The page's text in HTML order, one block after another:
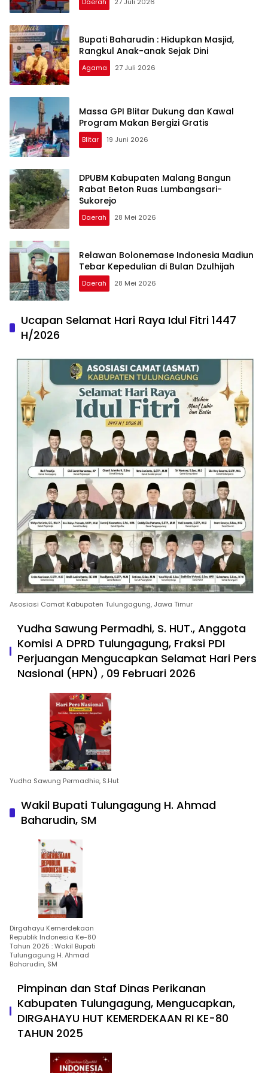
Bupati Baharudin : Hidupkan Masjid,
Rangkul Anak-anak Sejak Dini
Agama 27 Juli 2026
Massa GPI Blitar Dukung dan Kawal
Program Makan Bergizi Gratis
Blitar 19 Juni 2026
DPUBM Kabupaten Malang Bangun
Rabat Beton Ruas Lumbangsari-
Sukorejo
Daerah 28 Mei 2026
Relawan Bolonemase Indonesia Madiun
Tebar Kepedulian di Bulan Dzulhijah
Daerah 28 Mei 2026
Ucapan Selamat Hari Raya Idul Fitri 1447
H/2026
Asosiasi Camat Kabupaten Tulungagung, Jawa Timur
Yudha Sawung Permadhi, S. HUT., Anggota
Komisi A DPRD Tulungagung, Fraksi PDI
Perjuangan Mengucapkan Selamat Hari Pers
Nasional (HPN) , 09 Februari 2026
Yudha Sawung Permadhie, S.Hut
Wakil Bupati Tulungagung H. Ahmad
Baharudin, SM
Dirgahayu Kemerdekaan
Republik Indonesia Ke-80
Tahun 2025 : Wakil Bupati
Tulungagung H. Ahmad
Baharudin, SM
Pimpinan dan Staf Dinas Perikanan
Kabupaten Tulungagung, Mengucapkan,
DIRGAHAYU HUT KEMERDEKAAN RI KE-80
TAHUN 2025